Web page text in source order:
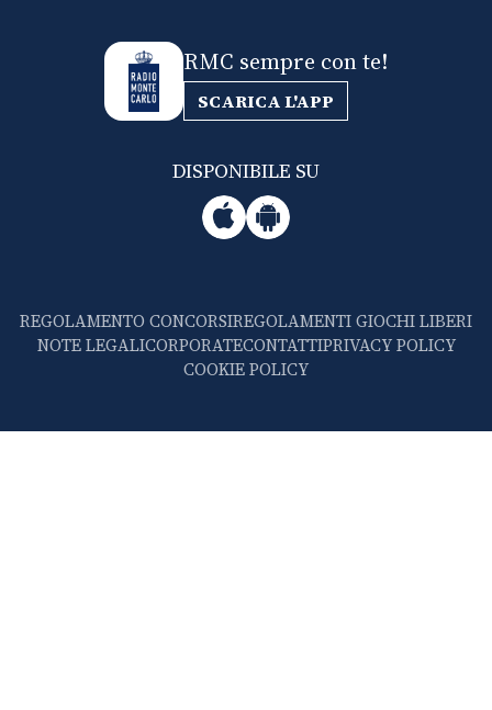
RMC sempre con te!
SCARICA L'APP
DISPONIBILE SU
REGOLAMENTO CONCORSIREGOLAMENTI GIOCHI LIBERI
NOTE LEGALICORPORATECONTATTIPRIVACY POLICY
COOKIE POLICY